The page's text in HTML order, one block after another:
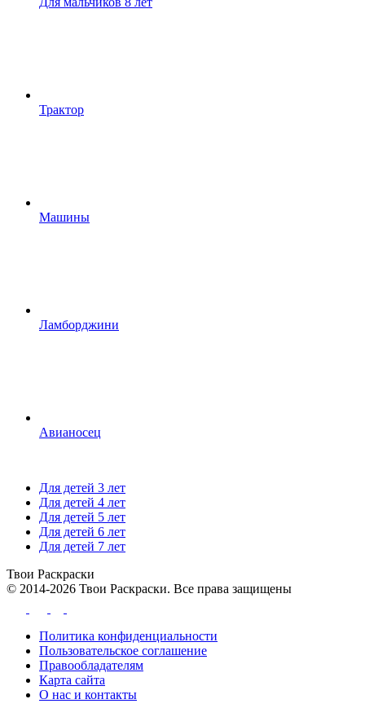
Трактор
Машины
Ламборджини
Авианосец
Для детей 3 лет
Для детей 4 лет
Для детей 5 лет
Для детей 6 лет
Для детей 7 лет
Твои Раскраски
© 2014-2026 Твои Раскраски. Все права защищены
Политика конфиденциальности
Пользовательское соглашение
Правообладателям
Карта сайта
О нас и контакты